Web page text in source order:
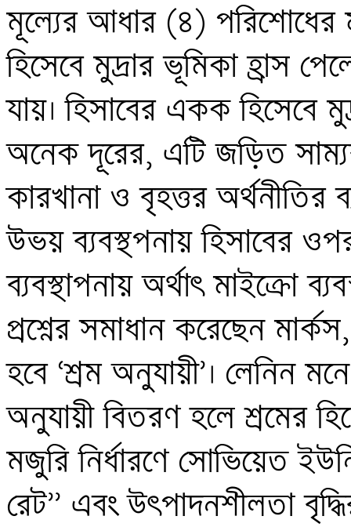
মূল্যের আধার (৪) পরিশোধের
হিসেবে মুদ্রার ভূমিকা হ্রাস
যায়। হিসাবের একক হিসেবে
অনেক দূরের, এটি জড়িত
কারখানা ও বৃহত্তর অর্থনীতির
উভয় ব্যবস্থপনায় হিসাবের
ব্যবস্থাপনায় অর্থাৎ মাইক্রো
প্রশ্নের সমাধান করেছেন
হবে ‘শ্রম অনুযায়ী’। লেনিন
অনুযায়ী বিতরণ হলে শ্রমের
মজুরি নির্ধারণে সোভিয়েত
রেট’’ এবং উৎপাদনশীলতা